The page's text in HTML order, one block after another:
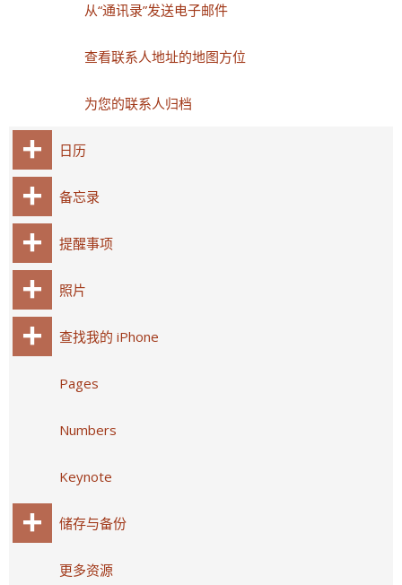
从“通讯录”发送电子邮件
查看联系人地址的地图方位
为您的联系人归档
日历
备忘录
提醒事项
照片
查找我的 iPhone
Pages
Numbers
Keynote
储存与备份
更多资源